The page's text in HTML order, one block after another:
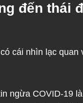
đến thái
cái nhìn lạc
ngừa COVID-19